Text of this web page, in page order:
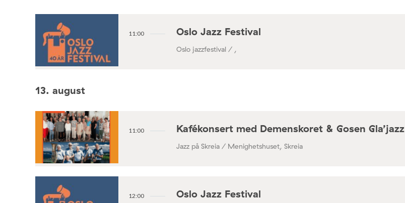
11:00 Oslo Jazz Festival
Oslo jazzfestival / ,
13. august
11:00 Kafékonsert med Demenskoret & Gosen Gla’jazz
Jazz på Skreia / Menighetshuset, Skreia
12:00 Oslo Jazz Festival